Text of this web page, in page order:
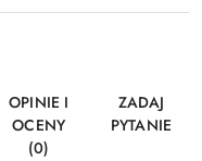
OPINIE I
OCENY
(0)
ZADAJ
PYTANIE